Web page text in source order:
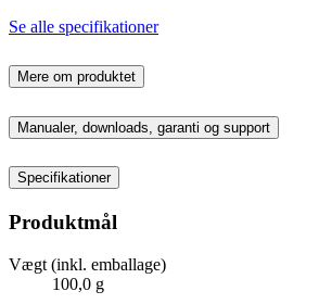
Se alle specifikationer
Mere om produktet
Manualer, downloads, garanti og support
Specifikationer
Produktmål
Vægt (inkl. emballage)
100,0 g